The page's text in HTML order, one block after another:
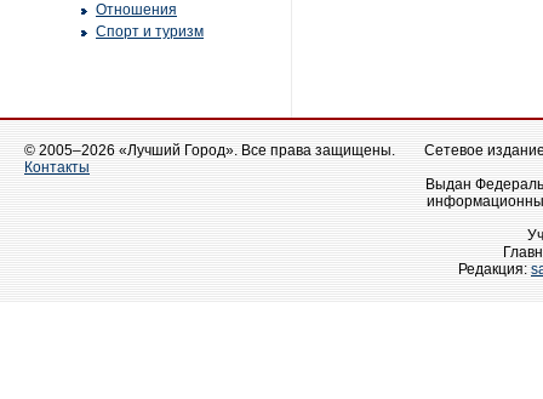
Отношения
Спорт и туризм
© 2005–2026 «Лучший Город». Все права защищены.
Контакты
Сетевое
Выдан
Редакция: